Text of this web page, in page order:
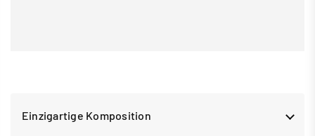
Einzigartige Komposition